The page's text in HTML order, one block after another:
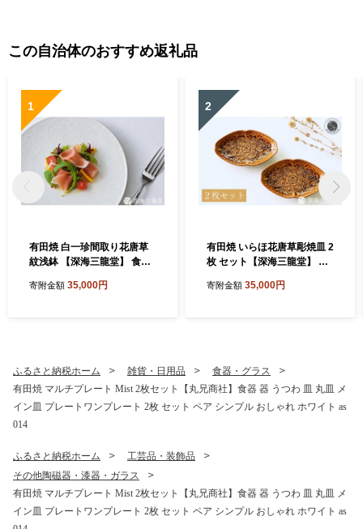
この自治体のおすすめ返礼品
1
有田焼 白一珍間取り花唐草
紋浅鉢 【深海三龍堂】 食器
陶磁器 シンプル おしゃれ い
寄附金額 35,000円
2
有田焼 いらほ花唐草彫焼皿 2
枚 セット【深海三龍堂】 食
菓子皿 銘々皿 中皿 楕円 和食
寄附金額 35,000円
ふるさと納税ホーム 雑貨・日用品
食器・グラス
有田焼 マルチプレート Mist 2枚セット【丸兄商社】食器 器 うつわ 皿 丸皿 メ
イン皿 プレートワンプレート 2枚 セット ペア シンプル おしゃれ ホワイト as
014
ふるさと納税ホーム
工芸品・装飾品
その他陶磁器・漆器・ガラス
有田焼 マルチプレート Mist 2枚セット【丸兄商社】食器 器 うつわ 皿 丸皿 メ
イン皿 プレートワンプレート 2枚 セット ペア シンプル おしゃれ ホワイト as